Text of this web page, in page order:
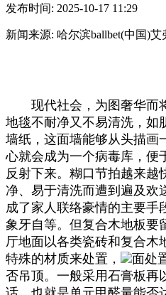
发布时间: 2025-10-17 11:29
新闻来源: 哈尔滨ballbet(中国)
现代社会，为图奢华而将
地毯不耐净又不易清洗，如
墙纸，这面墙能够从头描画
心就会成为一个病毒库，便
反射下来。糊口节拍越来越
净、易于清洗而遭到遍及欢
成了家人联络豪情的主要手
象牙自等。但复合木地板要
厅地面以各类瓷砖和复合木
特殊的材质来处置，
面处
否吊顶。一般采用石膏板再